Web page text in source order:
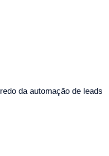
da automação de leads